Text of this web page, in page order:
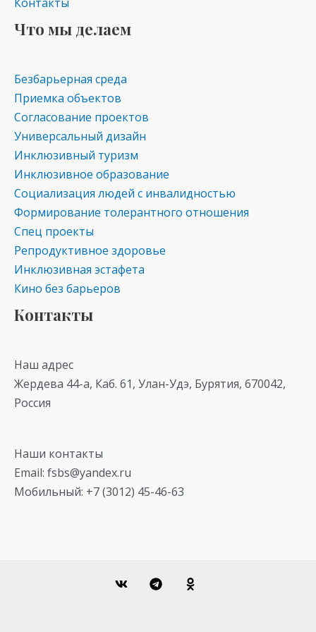
Что мы делаем
Безбарьерная среда
Приемка объектов
Согласование проектов
Универсальный дизайн
Инклюзивный туризм
Инклюзивное образование
Социализация людей с инвалидностью
Формирование толерантного отношения
Спец проекты
Репродуктивное здоровье
Инклюзивная эстафета
Кино без барьеров
Контакты
Наш адрес
Жердева 44-а, Каб. 61, Улан-Удэ, Бурятия, 670042,
Россия
Наши контакты
Email: fsbs@yandex.ru
Мобильный: +7 (3012) 45-46-63